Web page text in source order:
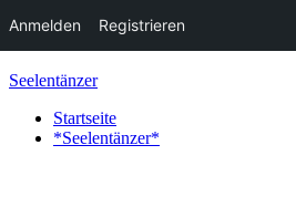
Anmelden Registrieren
Inhalt
springen
Seelentänzer
Startseite
*Seelentänzer*